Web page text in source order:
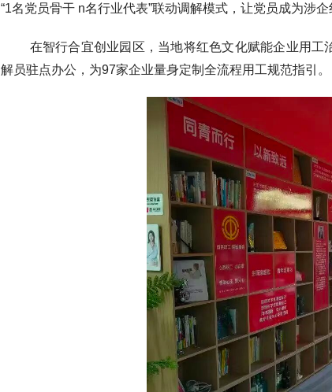
“1名党员骨干 n名行业代表”联动调解模式，让党员成为涉企
在智行合宜创业园区，当地将红色文化赋能企业用工治
解员驻点办公，为97家企业量身定制全流程用工规范指引。